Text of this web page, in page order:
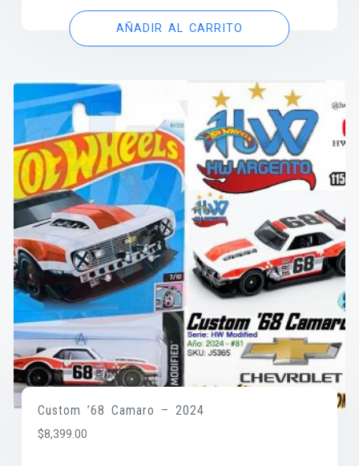
AÑADIR AL CARRITO
Custom ’68 Camaro – 2024
$8,399.00